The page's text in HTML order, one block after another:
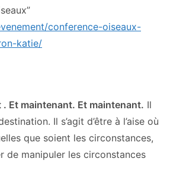
conference-oiseaux-
katie/
Et maintenant. Et maintenant. Il
Il s’agit d’être à l’aise où
que soient les circonstances,
de manipuler les circonstances